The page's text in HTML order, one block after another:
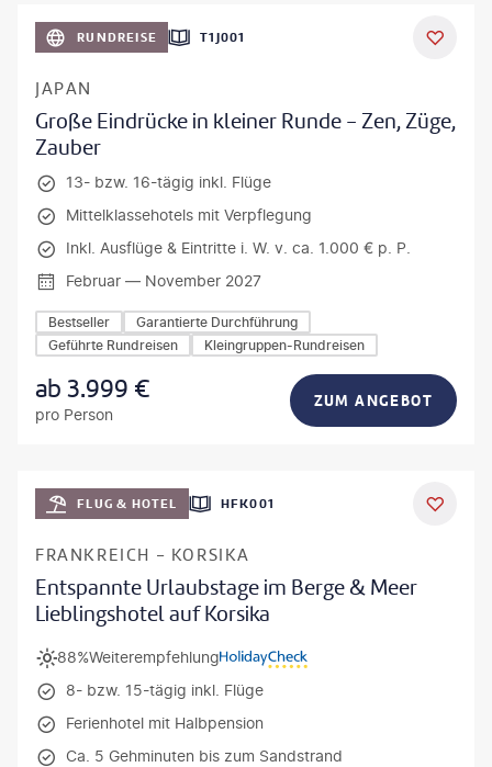
RUNDREISE T1J001
JAPAN
Große Eindrücke in kleiner Runde - Zen, Züge,
Zauber
13- bzw. 16-tägig inkl. Flüge
Mittelklassehotels mit Verpflegung
Inkl. Ausflüge & Eintritte i. W. v. ca. 1.000 € p. P.
Februar — November 2027
Bestseller
Garantierte Durchführung
Geführte Rundreisen
Kleingruppen-Rundreisen
ab3.999 €
pro Person
ZUM ANGEBOT
DEAL
FLUG & HOTEL HFK001
FRANKREICH - KORSIKA
Entspannte Urlaubstage im Berge & Meer
Lieblingshotel auf Korsika
Weiterempfehlung
88%
8- bzw. 15-tägig inkl. Flüge
Ferienhotel mit Halbpension
Ca. 5 Gehminuten bis zum Sandstrand